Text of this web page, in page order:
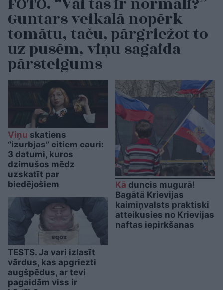
Guntars veikalā nopērk
tomātu, taču, pārgriežot to
uz pusēm, viņu sagaida
pārsteigums
Viņu skatiens
“izurbjas” citiem cauri:
3 datumi, kuros
dzimušos mēdz
uzskatīt par
biedējošiem
TESTS. Ja vari izlasīt
vārdus, kas apgriezti
augšpēdus, ar tevi
pagaidām viss ir
Kā duncis mugurā!
Bagātā Krievijas
kaimiņvalsts praktiski
atteikusies no Krievijas
naftas iepirkšanas